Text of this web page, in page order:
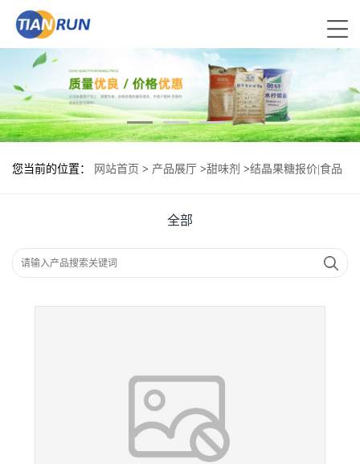
您当前的位置： 网站首页 > 产品展厅 >甜味剂 >结晶果糖报价|食品
全部